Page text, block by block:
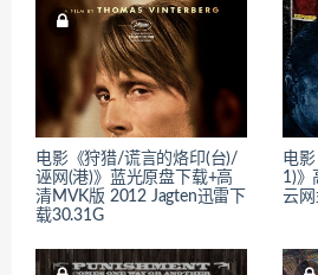
电影《狩猎/谎言的烙印(台)/
诬网(港)》蓝光原盘下载+高
清MVK版 2012 Jagten迅雷下
载30.31G
电
1)》
云网